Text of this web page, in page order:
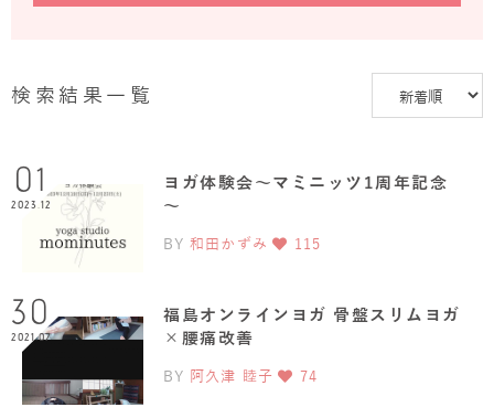
検索結果一覧
01
2023.12
ヨガ体験会～マミニッツ1周年記念
～
BY 和田かずみ 115
30
2021.07
福島オンラインヨガ 骨盤スリムヨガ
×腰痛改善
BY 阿久津 睦子 74